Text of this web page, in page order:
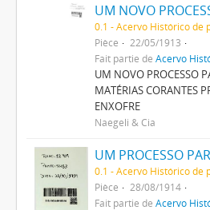
0.1 - Acervo Histórico de
Pièce
22/05/1913
Fait partie de Acervo
UM NOVO PROCESSO
MATÉRIAS CORANTES
ENXOFRE
Naegeli & Cia
0.1 - Acervo Histórico de
Pièce
28/08/1914
Fait partie de Acervo